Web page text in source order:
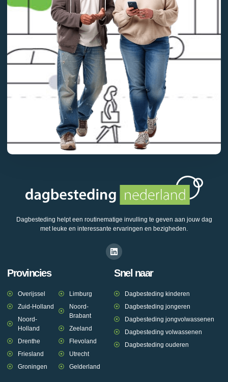
Dagbesteding helpt een routinematige invulling te geven aan jouw dag
met leuke en interessante ervaringen en bezigheden.
Provincies
Overijssel
Zuid-Holland
Noord-
Holland
Drenthe
Friesland
Groningen
Limburg
Noord-
Brabant
Zeeland
Flevoland
Utrecht
Gelderland
Snel naar
Dagbesteding kinderen
Dagbesteding jongeren
Dagbesteding jongvolwassenen
Dagbesteding volwassenen
Dagbesteding ouderen